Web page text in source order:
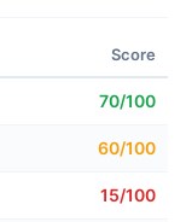
Score
70/100
60/100
15/100